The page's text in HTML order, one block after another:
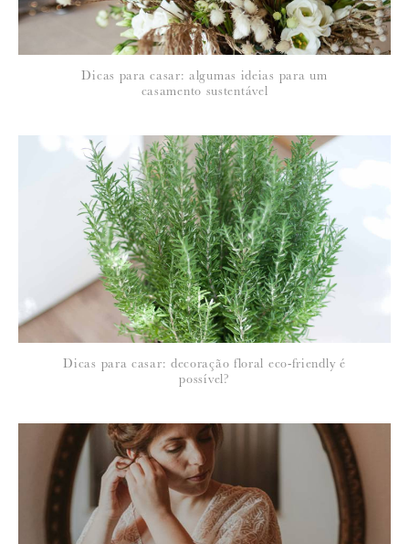
Para saber como tratamos e protegemos os seus dados, leia a nossa
política de privacidade
Dicas para casar: algumas ideias para um
casamento sustentável
Dicas para casar: decoração floral eco-friendly é
possível?